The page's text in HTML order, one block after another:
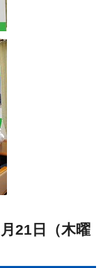
21日（木曜